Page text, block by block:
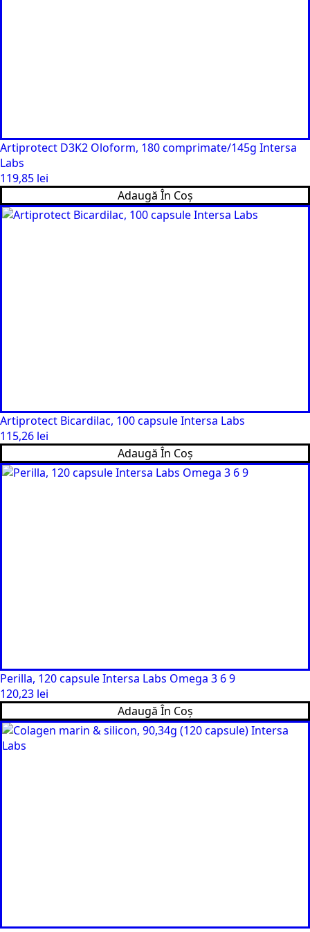
Artiprotect D3K2 Oloform, 180 comprimate/145g Intersa
Labs
119,85 lei
Adaugă În Coș
Artiprotect Bicardilac, 100 capsule Intersa Labs
115,26 lei
Adaugă În Coș
Perilla, 120 capsule Intersa Labs Omega 3 6 9
120,23 lei
Adaugă În Coș